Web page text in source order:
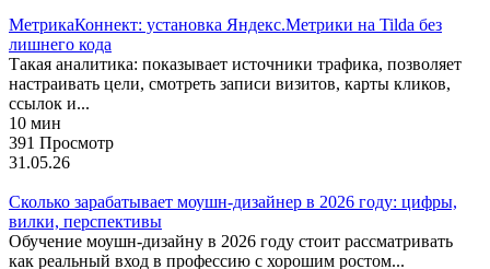
МетрикаКоннект: установка Яндекс.Метрики на Tilda без
лишнего кода
Такая аналитика: показывает источники трафика, позволяет
настраивать цели, смотреть записи визитов, карты кликов,
ссылок и...
10 мин
391 Просмотр
31.05.26
Сколько зарабатывает моушн-дизайнер в 2026 году: цифры,
вилки, перспективы
Обучение моушн-дизайну в 2026 году стоит рассматривать
как реальный вход в профессию с хорошим ростом...